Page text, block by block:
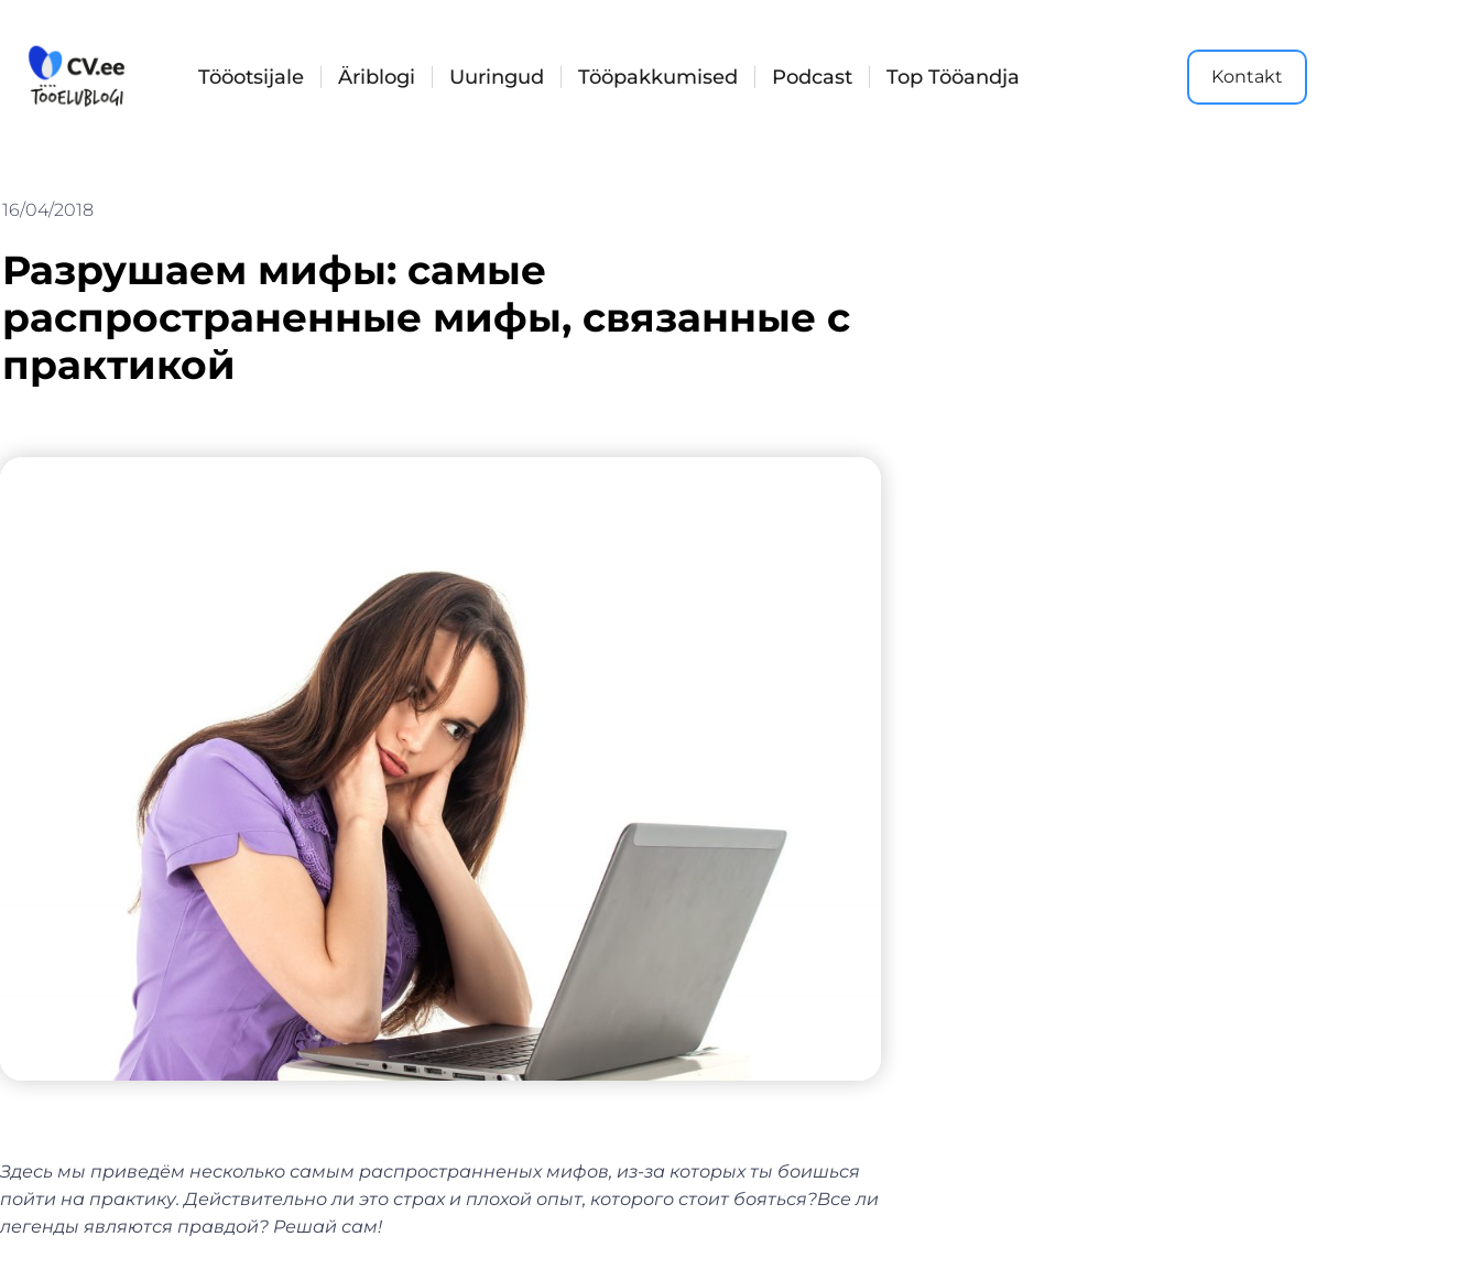
content
Tööotsijale Äriblogi Uuringud Tööpakkumised Podcast Top Tööandja Kontakt
16/04/2018
Разрушаем мифы: самые
распространенные мифы, связанные с
практикой
Здесь мы приведём несколько самым распространненых мифов, из-за которых ты боишься
пойти на практику. Действительно ли это страх и плохой опыт, которого стоит бояться?Все ли
легенды являются правдой? Решай сам!